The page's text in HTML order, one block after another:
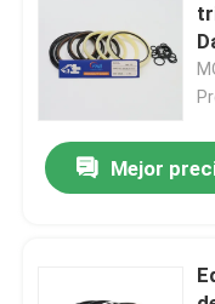
Éntrenos en
Noticias
Equipo
Mejor